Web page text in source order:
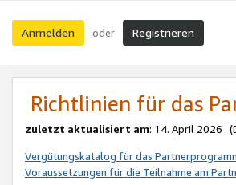
Anmelden oder Registrieren
Richtlinien für das
zuletzt aktualisiert am: 14. April 2026
Vergütungskatalog für das
Voraussetzungen für die Teilnahme am